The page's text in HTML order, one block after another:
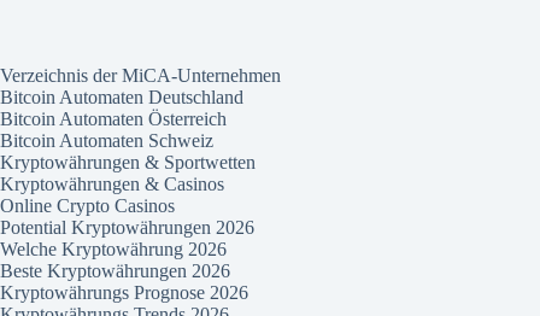
Verzeichnis der MiCA-Unternehmen
Bitcoin Automaten Deutschland
Bitcoin Automaten Österreich
Bitcoin Automaten Schweiz
Kryptowährungen & Sportwetten
Kryptowährungen & Casinos
Online Crypto Casinos
Potential Kryptowährungen 2026
Welche Kryptowährung 2026
Beste Kryptowährungen 2026
Kryptowährungs Prognose 2026